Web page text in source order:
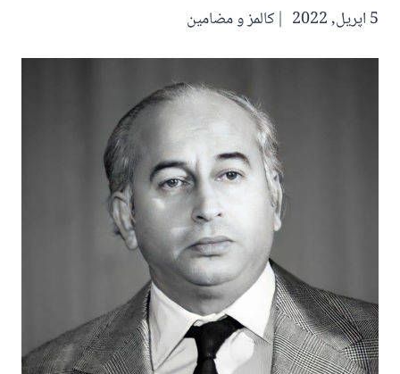
5 اپریل, 2022 کالمز و مضامین